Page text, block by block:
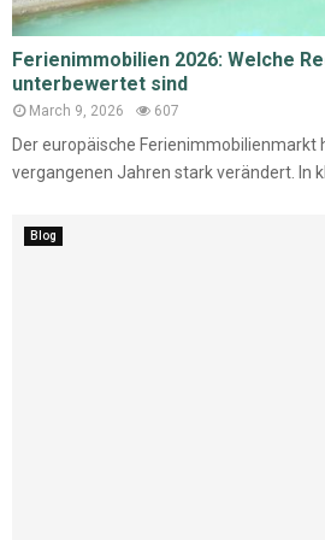
Ferienimmobilien 2026: Welche
unterbewertet sind
March 9, 2026 607
Der europäische Ferienimmobilienmarkt
vergangenen Jahren stark verändert. In
Blog